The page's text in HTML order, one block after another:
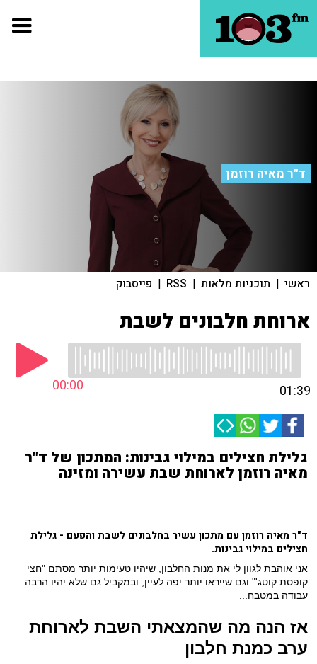
ד"ר מאיה רוזמן
ראשי | תוכניות מלאות |
RSS
| פייסבוק
ארוחת חלבונים לשבת
00:00 01:39
גלילת חצילים במילוי גבינות: המתכון של ד"ר
מאיה רוזמן לארוחת שבת עשירה ומזינה
ד"ר מאיה רוזמן עם מתכון עשיר בחלבונים לשבת והפעם - גלילת
חצילים במילוי גבינות.
אני אוהבת לגוון לי את מנות החלבון, שיהיו טעימות יותר מסתם "חצי
קופסת קוטג'" וגם שייראו יותר יפה לעיין, ובמקביל גם שלא יהיו הרבה
עבודה במטבח...
אז הנה מה שהמצאתי השבת לארוחת
ערב כמנת חלבון